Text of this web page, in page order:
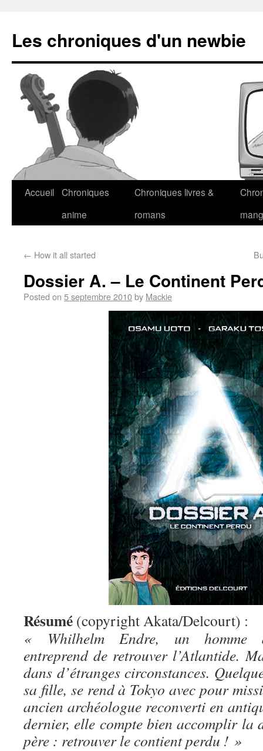
Les chroniques d'un newbie
Accueil Chroniques
anime
Chroniques livres &
romans
← How it all started
Dossier A. – Le Continent
Posted on 5 septembre 2010by Mackie
Résumé (copyright Akata/Delcourt) :
« Whilhelm Endre, un homme
entreprend de retrouver l’Atlantide.
dans d’étranges circonstances.
sa fille, se rend à Tokyo avec pour
ancien archéologue reconverti en
dernier, elle compte bien accomplir la
père : retrouver le contient perdu ! »